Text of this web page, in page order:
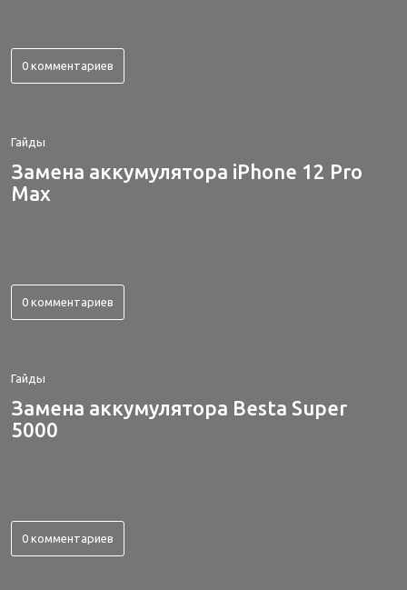
0 комментариев
Гайды
Замена аккумулятора iPhone 12 Pro
Max
0 комментариев
Гайды
Замена аккумулятора Besta Super
5000
0 комментариев